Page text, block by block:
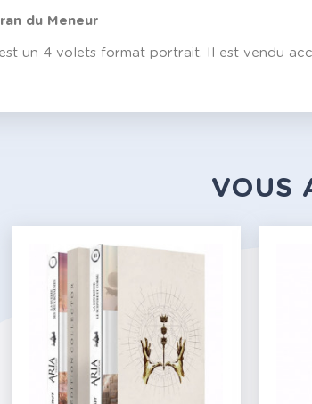
du Meneur
est un 4 volets format portrait. Il est vendu
VOUS